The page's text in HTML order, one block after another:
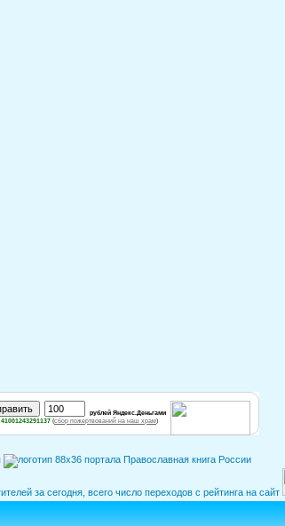
рублей Яндекс.Деньгами
41001243291137 (сбор пожертвований на наш храм)